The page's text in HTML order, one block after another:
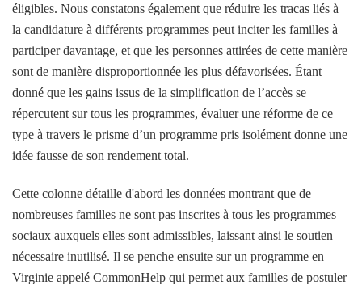
éligibles. Nous constatons également que réduire les tracas liés à
la candidature à différents programmes peut inciter les familles à
participer davantage, et que les personnes attirées de cette manière
sont de manière disproportionnée les plus défavorisées. Étant
donné que les gains issus de la simplification de l’accès se
répercutent sur tous les programmes, évaluer une réforme de ce
type à travers le prisme d’un programme pris isolément donne une
idée fausse de son rendement total.
Cette colonne détaille d'abord les données montrant que de
nombreuses familles ne sont pas inscrites à tous les programmes
sociaux auxquels elles sont admissibles, laissant ainsi le soutien
nécessaire inutilisé. Il se penche ensuite sur un programme en
Virginie appelé CommonHelp qui permet aux familles de postuler